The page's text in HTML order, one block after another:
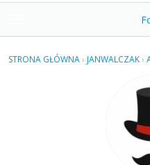
o
g
STRONA GŁÓWNA› JANWALCZAK›